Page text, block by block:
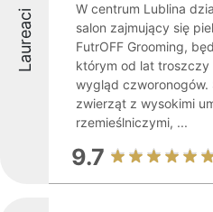
Laureaci
W centrum Lublina
salon zajmujący się
FutrOFF Grooming,
którym od lat troszczy
wygląd czworonogów.
zwierząt z wysokimi
rzemieślniczymi, ...
9.7